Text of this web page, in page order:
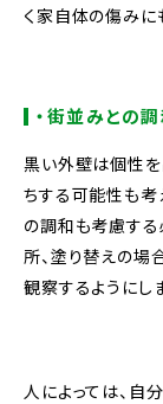
く家自体の傷みに
・街並みとの
黒い外壁は個性を
ちする可能性も考
の調和も考慮す
所、塗り替えの場
観察するようにしま
人によっては、